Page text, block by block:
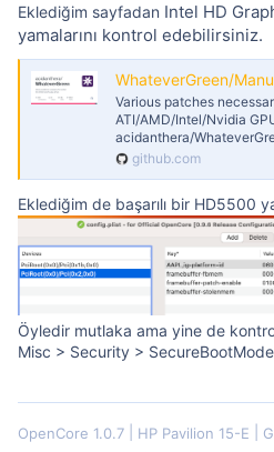
Eklediğim sayfadan Intel HD
yamalarını kontrol edebilirsiniz.
WhateverGreen/Manual/
Various patches
ATI/AMD/Intel/Nvidia
acidanthera/
github.com
Eklediğim de başarılı bir HD5500
Öyledir mutlaka ama yine de
Misc > Security >
OpenCore 1.0.7 HP Pavilion 15-E